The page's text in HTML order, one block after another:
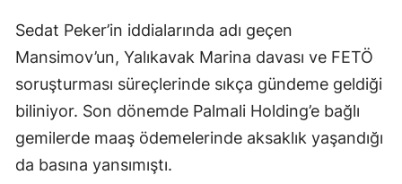
Sedat Peker’in iddialarında adı geçen
Mansimov’un, Yalıkavak Marina davası ve FETÖ
soruşturması süreçlerinde sıkça gündeme geldiği
biliniyor. Son dönemde Palmali Holding’e bağlı
gemilerde maaş ödemelerinde aksaklık yaşandığı
da basına yansımıştı.